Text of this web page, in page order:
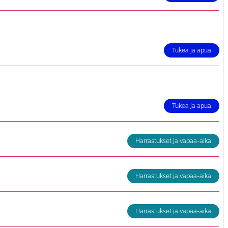
Tukea ja apua
Tukea ja apua
Harrastukset ja vapaa-aika
Harrastukset ja vapaa-aika
Harrastukset ja vapaa-aika